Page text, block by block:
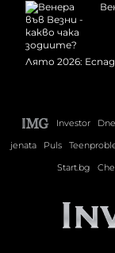
Лято 2026:
Investor
jenata
Puls
Start.bg